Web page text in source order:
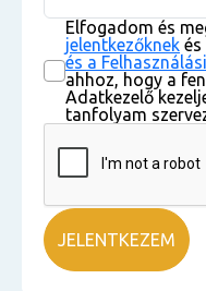
Elfogadom és
jelentkezőknek és
és a
ahhoz, hogy a
Adatkezelő
tanfolyam